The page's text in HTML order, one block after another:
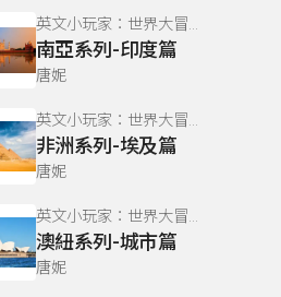
英文小玩家：世界大冒險！
南亞系列-印度篇
唐妮
英文小玩家：世界大冒險！
非洲系列-埃及篇
唐妮
英文小玩家：世界大冒險！
澳紐系列-城市篇
唐妮